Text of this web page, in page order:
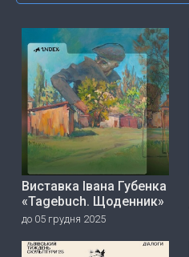
Виставка Івана Губенка
«Tagebuch. Щоденник»
до 05 грудня 2025